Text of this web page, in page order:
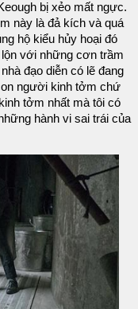
bị xẻo mất ngực.
này là đả kích và quá
hộ kiểu hủy hoại đó
với những cơn trầm
đạo diễn có lẽ đang
người kinh tởm chứ
tởm nhất mà tôi có
hành vi sai trái của